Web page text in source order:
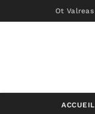
Ot Valreas
ACCUEIL